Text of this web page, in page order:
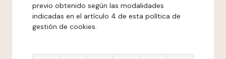
previo obtenido según las modalidades
indicadas en el artículo 4 de esta política de
gestión de cookies.